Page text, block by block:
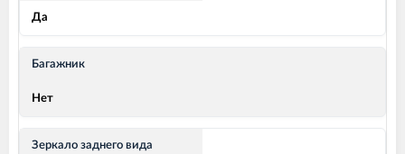
Да
Багажник
Нет
Зеркало заднего вида